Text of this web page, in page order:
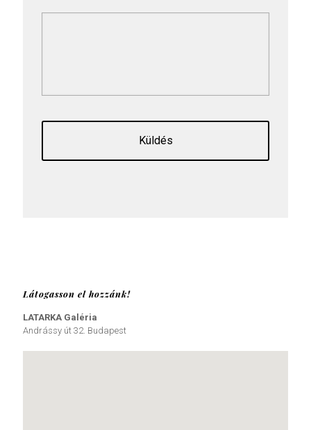
Látogasson el hozzánk!
LATARKA Galéria
Andrássy út 32. Budapest